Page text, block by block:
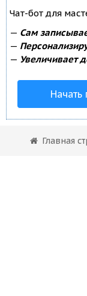
Чат-бот для
— Сам
—
— Увеличивает
Начать
Главная